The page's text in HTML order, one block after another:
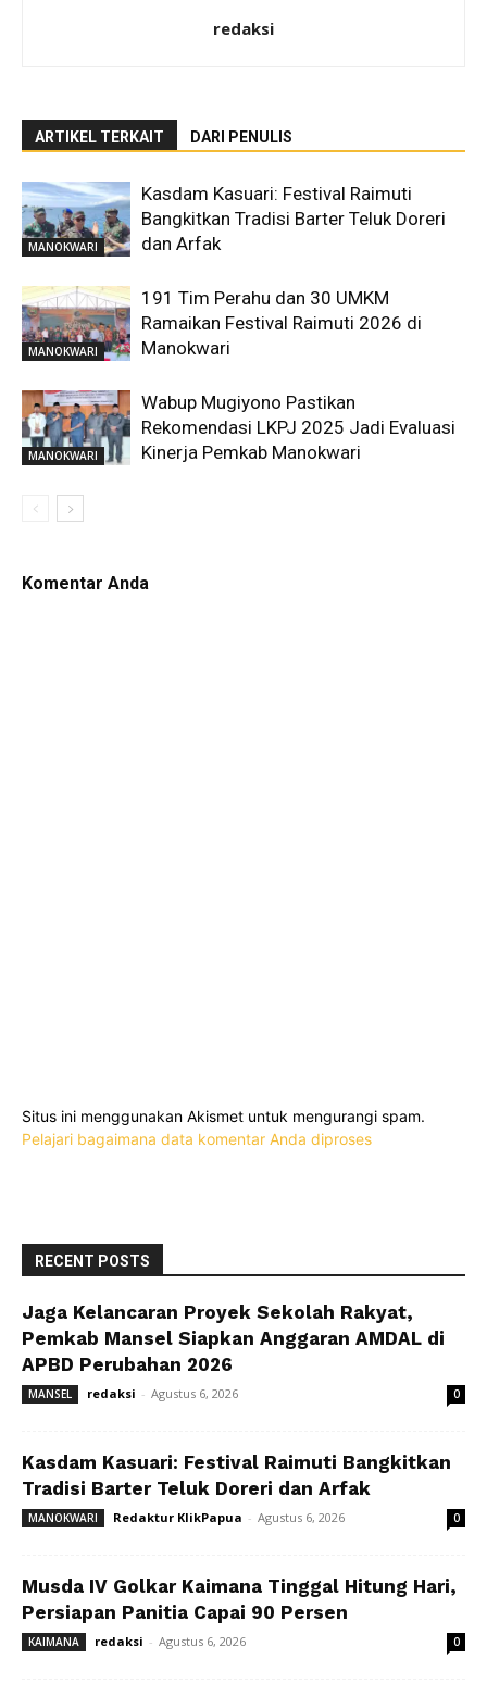
redaksi
ARTIKEL TERKAIT DARI PENULIS
MANOKWARI
Kasdam Kasuari: Festival Raimuti
Bangkitkan Tradisi Barter Teluk Doreri
dan Arfak
MANOKWARI
191 Tim Perahu dan 30 UMKM
Ramaikan Festival Raimuti 2026 di
Manokwari
MANOKWARI
Wabup Mugiyono Pastikan
Rekomendasi LKPJ 2025 Jadi Evaluasi
Kinerja Pemkab Manokwari
Komentar Anda
Situs ini menggunakan Akismet untuk mengurangi spam.
Pelajari bagaimana data komentar Anda diproses
RECENT POSTS
Jaga Kelancaran Proyek Sekolah Rakyat,
Pemkab Mansel Siapkan Anggaran AMDAL di
APBD Perubahan 2026
MANSEL redaksi - Agustus 6, 2026 0
Kasdam Kasuari: Festival Raimuti Bangkitkan
Tradisi Barter Teluk Doreri dan Arfak
MANOKWARI Redaktur KlikPapua - Agustus 6, 2026 0
Musda IV Golkar Kaimana Tinggal Hitung Hari,
Persiapan Panitia Capai 90 Persen
KAIMANA redaksi - Agustus 6, 2026 0